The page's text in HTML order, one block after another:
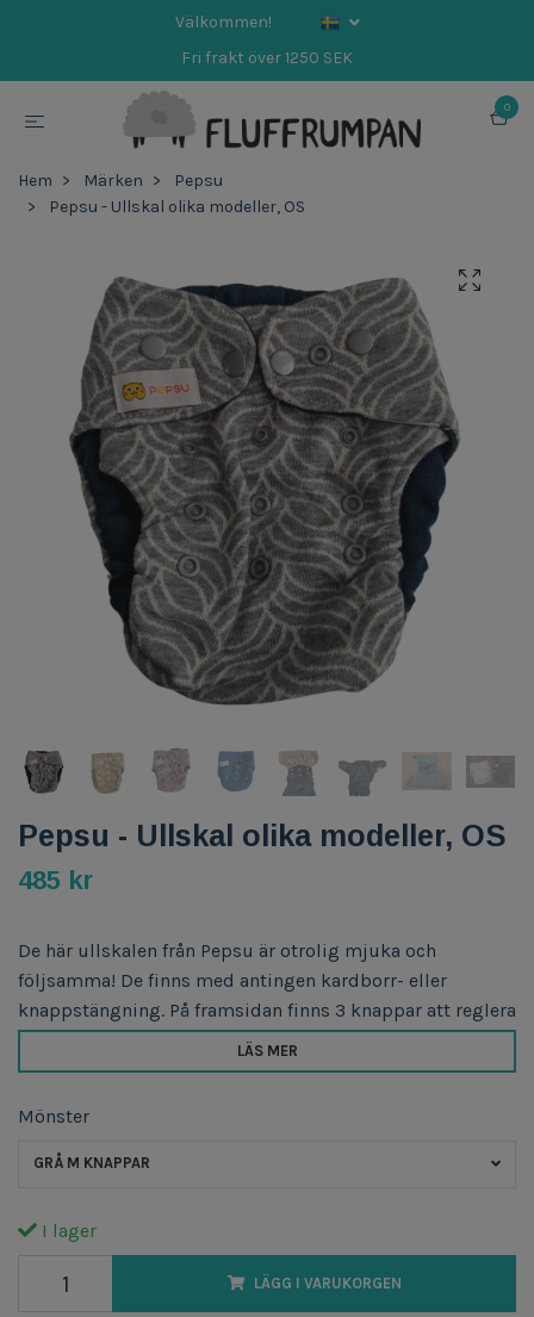
Välkommen!
Fri frakt över 1250 SEK
0
Hem Märken
Pepsu
Pepsu - Ullskal olika modeller, OS
Pepsu - Ullskal olika modeller, OS
485 kr
De här ullskalen från Pepsu är otrolig mjuka och
följsamma! De finns med antingen kardborr- eller
knappstängning. På framsidan finns 3 knappar att reglera
LÄS MER
Mönster
GRÅ M KNAPPAR
I lager
LÄGG I VARUKORGEN